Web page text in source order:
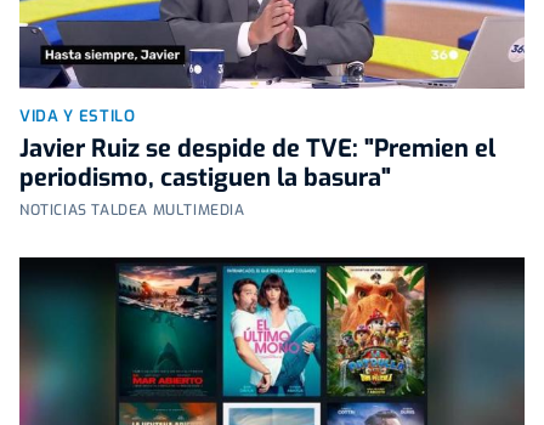
VIDA Y ESTILO
Javier Ruiz se despide de TVE: "Premien el
periodismo, castiguen la basura"
NOTICIAS TALDEA MULTIMEDIA